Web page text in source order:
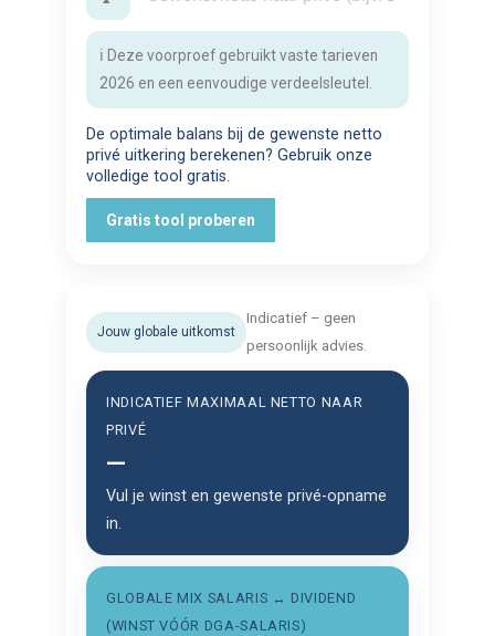
ℹ️ Deze voorproef gebruikt vaste tarieven
2026 en een eenvoudige verdeelsleutel.
De optimale balans bij de gewenste netto
privé uitkering berekenen? Gebruik onze
volledige tool gratis.
Gratis tool proberen
Jouw globale uitkomst
Indicatief – geen
persoonlijk advies.
INDICATIEF MAXIMAAL NETTO NAAR
PRIVÉ
—
Vul je winst en gewenste privé-opname
in.
GLOBALE MIX SALARIS ↔ DIVIDEND
(WINST VÓÓR DGA-SALARIS)